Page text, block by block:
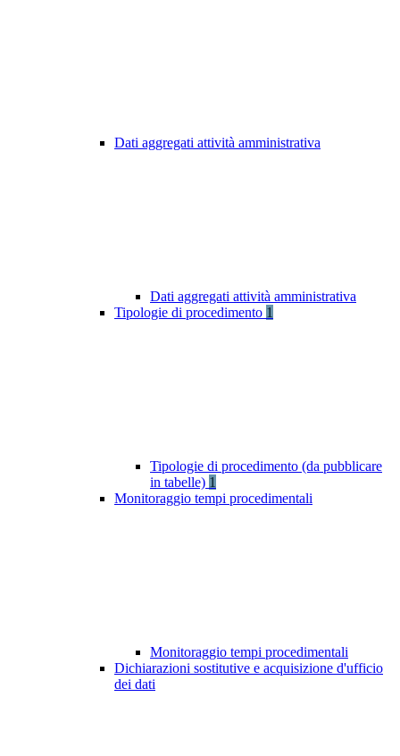
Dati aggregati attività amministrativa
Dati aggregati attività amministrativa
Tipologie di procedimento 1
Tipologie di procedimento (da pubblicare
in tabelle) 1
Monitoraggio tempi procedimentali
Monitoraggio tempi procedimentali
Dichiarazioni sostitutive e acquisizione d'ufficio
dei dati